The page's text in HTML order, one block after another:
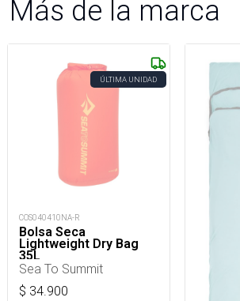
Más de la marca
ÚLTIMA UNIDAD
COS040410NA-R
Bolsa Seca
Lightweight Dry Bag
35L
Sea To Summit
$ 34.900